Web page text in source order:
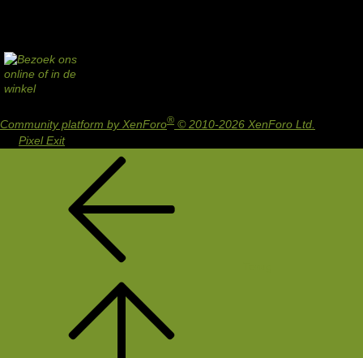
Community platform by XenForo® © 2010-2026 XenForo Ltd.
Pixel Exit